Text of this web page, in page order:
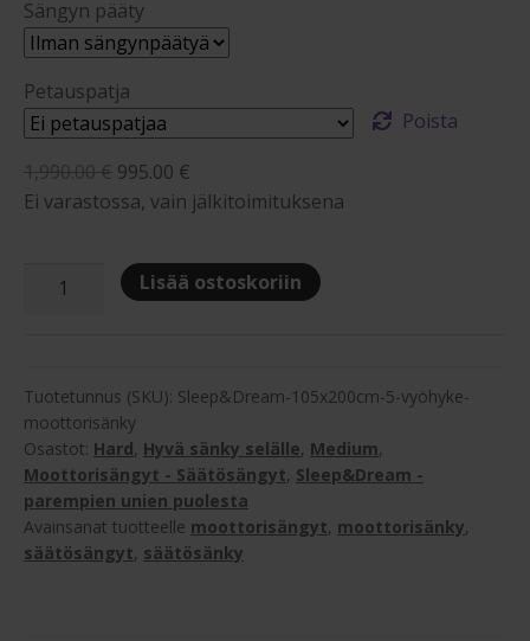
Sängyn pääty
Petauspatja
Poista
1,990.00€ Alkuperäinen
hinta
1,990.00 €.
995.00 €
hinta
995.00 €.
Ei varastossa, vain jälkitoimituksena
Sleep&Dream
vyöhyke
moottorisänky
määrä
Lisää ostoskoriin
Tuotetunnus (SKU): Sleep&Dream-105x200cm-5-vyöhyke-
moottorisänky
Osastot: Hard, Hyvä sänky selälle, Medium,
Moottorisängyt - Säätösängyt, Sleep&Dream -
parempien unien puolesta
Avainsanat tuotteelle moottorisängyt, moottorisänky,
säätösängyt, säätösänky